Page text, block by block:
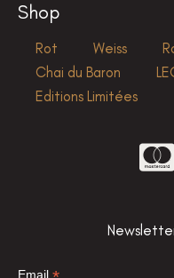
Shop
Rot Weiss
Chai du Baron
Editions Limitées
Email